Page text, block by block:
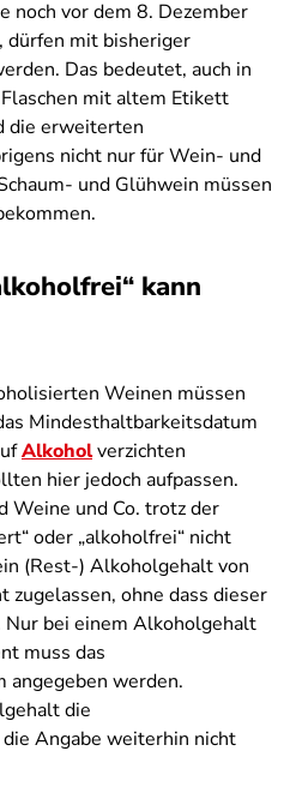
noch vor dem 8. Dezember
mit bisheriger
Das bedeutet, auch in
mit altem Etikett
die erweiterten
nicht nur für Wein- und
und Glühwein müssen
kann
Weinen müssen
Mindesthaltbarkeitsdatum
Alkoholverzichten
hier jedoch aufpassen.
Weine und Co. trotz der
oder „alkoholfrei“ nicht
(Rest-) Alkoholgehalt von
zugelassen, ohne dass dieser
Nur bei einem Alkoholgehalt
muss das
angegeben werden.
die
Angabe weiterhin nicht